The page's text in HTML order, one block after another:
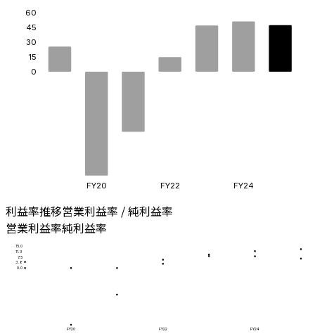
0
15
30
45
60
FY20 FY22 FY24
利益率推移営業利益率 / 純利益率
営業利益率純利益率
0.0
3.8
7.5
11.3
15.0
FY20 FY22 FY24